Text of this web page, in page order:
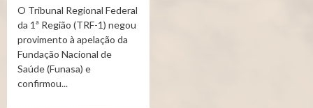
O Tribunal Regional Federal
da 1ª Região (TRF-1) negou
provimento à apelação da
Fundação Nacional de
Saúde (Funasa) e
confirmou...